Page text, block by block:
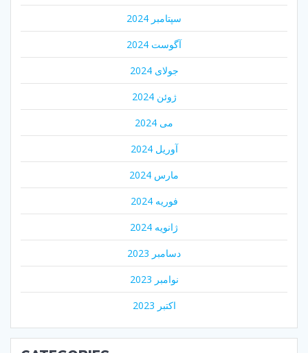
سپتامبر 2024
آگوست 2024
جولای 2024
ژوئن 2024
می 2024
آوریل 2024
مارس 2024
فوریه 2024
ژانویه 2024
دسامبر 2023
نوامبر 2023
اکتبر 2023